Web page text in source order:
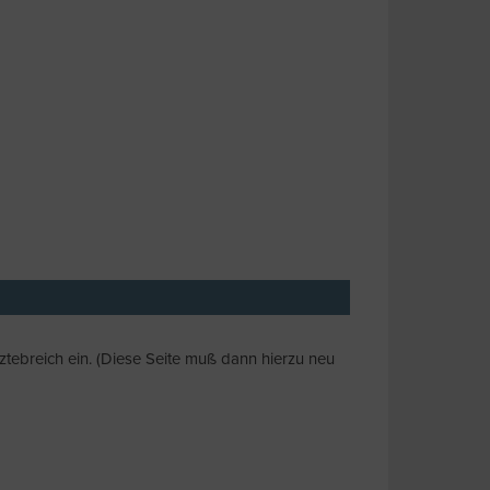
ein. (Diese Seite muß dann hierzu neu